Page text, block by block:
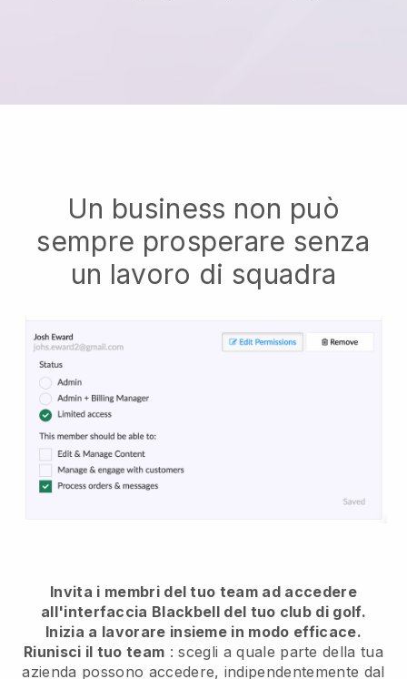
Un business non può
sempre prosperare senza
un lavoro di squadra
Invita i membri del tuo team ad accedere
all'interfaccia Blackbell del tuo club di golf.
Inizia a lavorare insieme in modo efficace.
Riunisci il tuo team : scegli a quale parte della tua
azienda possono accedere, indipendentemente dal